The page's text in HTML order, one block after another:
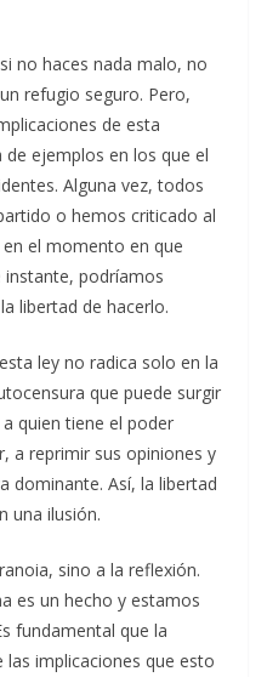
no haces nada malo, no
refugio seguro. Pero,
de esta
ejemplos en los que el
Alguna vez, todos
o hemos criticado al
el momento en que
instante, podríamos
libertad de hacerlo.
ley no radica solo en la
que puede surgir
quien tiene el poder
a reprimir sus opiniones y
dominante. Así, la libertad
una ilusión.
sino a la reflexión.
es un hecho y estamos
fundamental que la
implicaciones que esto